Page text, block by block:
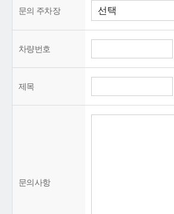
문의 주차장
차량번호
제목
문의사항